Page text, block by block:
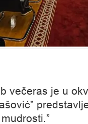
večeras je u